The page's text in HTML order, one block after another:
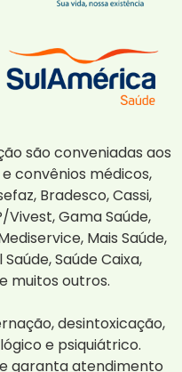
são conveniadas aos
convênios médicos,
Bradesco, Cassi,
Vivest, Gama Saúde,
Mais Saúde,
Saúde Caixa,
muitos outros.
desintoxicação,
e psiquiátrico.
garanta atendimento